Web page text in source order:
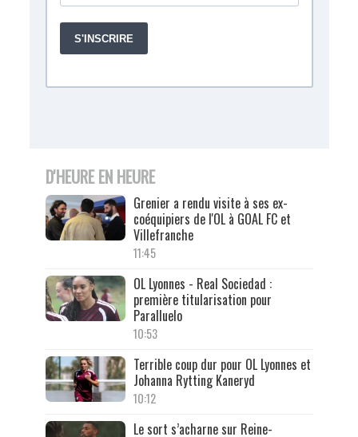
D'HEURE EN HEURE
Grenier a rendu visite à ses ex-
coéquipiers de l'OL à GOAL FC et
Villefranche
11:45
OL Lyonnes - Real Sociedad :
première titularisation pour
Paralluelo
10:53
Terrible coup dur pour OL Lyonnes et
Johanna Rytting Kaneryd
10:12
Le sort s’acharne sur Reine-